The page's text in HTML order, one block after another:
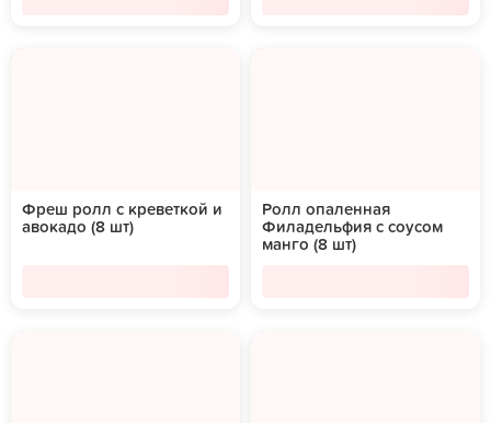
Фреш ролл с креветкой и
авокадо (8 шт)
Ролл опаленная
Филадельфия с соусом
манго (8 шт)